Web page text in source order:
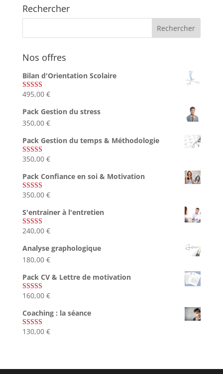
Rechercher
Nos offres
Bilan d'Orientation Scolaire
Note4.75
495,00 €
Pack Gestion du stress
350,00 €
Pack Gestion du temps & Méthodologie
Note5.00
350,00 €
Pack Confiance en soi & Motivation
Note5.00
350,00 €
S'entrainer à l'entretien
Note4.83
240,00 €
Analyse graphologique
180,00 €
Pack CV & Lettre de motivation
Note5.00
160,00 €
Coaching : la séance
Note4.67
130,00 €